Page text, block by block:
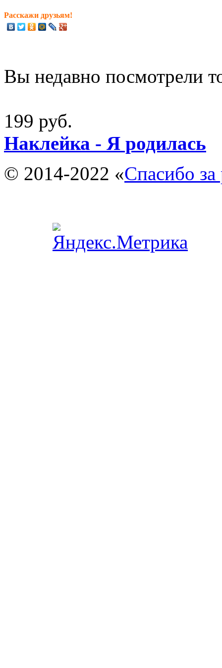
Расскажи друзьям!
Вы недавно посмотрели
199 руб.
Наклейка - Я родилась
© 2014-2022 «Спасибо за